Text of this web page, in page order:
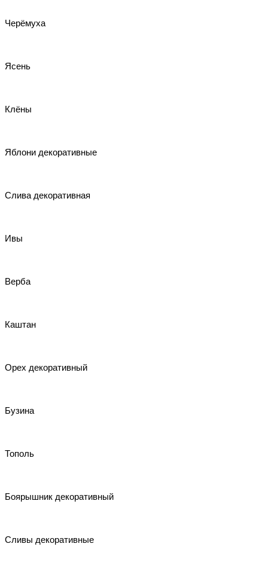
Черёмуха
Ясень
Клёны
Яблони декоративные
Слива декоративная
Ивы
Верба
Каштан
Орех декоративный
Бузина
Тополь
Боярышник декоративный
Сливы декоративные